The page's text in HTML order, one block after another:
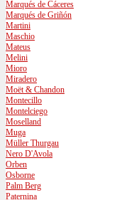
Marqués de Cáceres
Marqués de Griñón
Martini
Maschio
Mateus
Melini
Mioro
Miradero
Moët & Chandon
Montecillo
Montelciego
Moselland
Muga
Müller Thurgau
Nero D'Avola
Orben
Osborne
Palm Berg
Paternina